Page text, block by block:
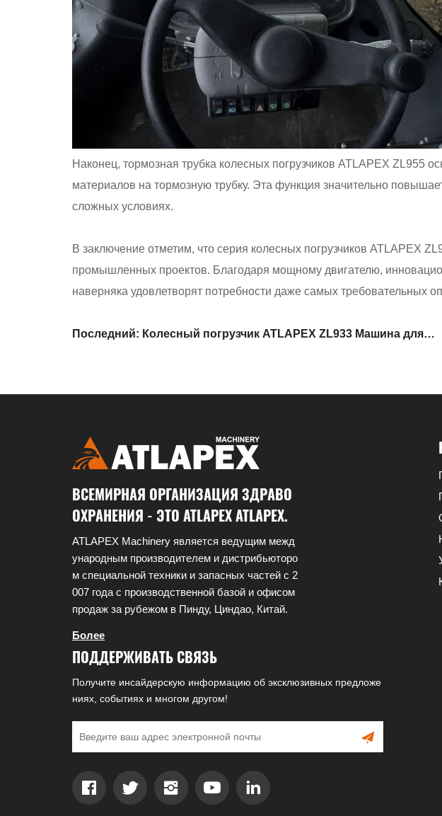
Наконец, тормозная трубка колесных погрузчиков ATLAPEX
материалов на тормозную трубку. Эта функция значительно
сложных условиях.
В заключение отметим, что серия колесных погрузчиков ATLAPEX
промышленных проектов. Благодаря мощному двигателю,
наверняка удовлетворят потребности даже самых требовательных
Последний: Колесный погрузчик ATLAPEX ZL933 Машина для
ВСЕМИРНАЯ ОРГАНИЗАЦИЯ ЗДРАВО
ОХРАНЕНИЯ - ЭТО ATLAPEX ATLAPEX.
ATLAPEX Machinery является ведущим межд
ународным производителем и дистрибьюторо
м специальной техники и запасных частей с 2
007 года с производственной базой и офисом
продаж за рубежом в Пинду, Циндао, Китай.
Более
ПОДДЕРЖИВАТЬ СВЯЗЬ
Получите инсайдерскую информацию об эксклюзивных предложе
ниях, событиях и многом другом!